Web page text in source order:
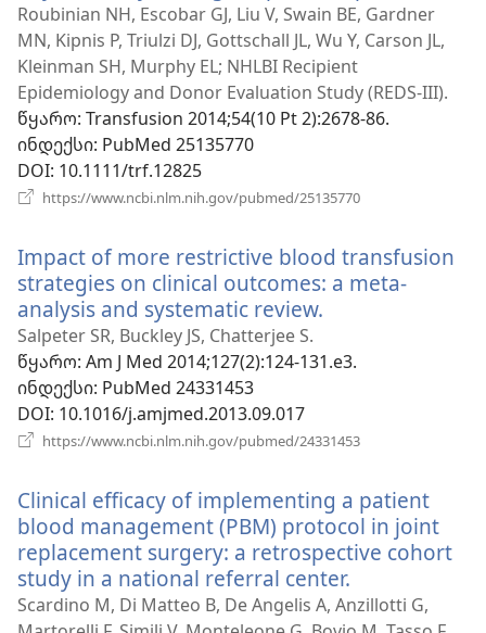
Roubinian NH, Escobar GJ, Liu V, Swain BE, Gardner
MN, Kipnis P, Triulzi DJ, Gottschall JL, Wu Y, Carson JL,
Kleinman SH, Murphy EL; NHLBI Recipient
Epidemiology and Donor Evaluation Study (REDS-III).
წყარო‎: Transfusion 2014;54(10 Pt 2):2678-86.
ინდექსი‎: PubMed 25135770
DOI‎: 10.1111/trf.12825
https://www.ncbi.nlm.nih.gov/pubmed/25135770
Impact of more restrictive blood transfusion
strategies on clinical outcomes: a meta-
analysis and systematic review.
ფანჯარა)
Salpeter SR, Buckley JS, Chatterjee S.
წყარო‎: Am J Med 2014;127(2):124-131.e3.
ინდექსი‎: PubMed 24331453
DOI‎: 10.1016/j.amjmed.2013.09.017
https://www.ncbi.nlm.nih.gov/pubmed/24331453
Clinical efficacy of implementing a patient
blood management (PBM) protocol in joint
replacement surgery: a retrospective cohort
study in a national referral center.
ახალი
Scardino M, Di Matteo B, De Angelis A, Anzillotti G,